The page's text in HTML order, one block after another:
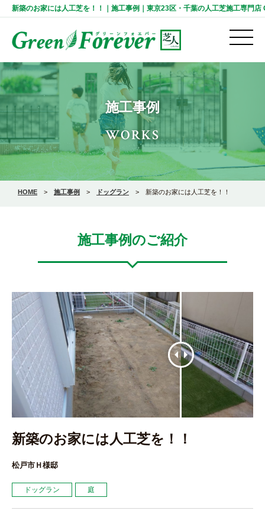
新築のお家には人工芝を！！｜施工事例｜東京23区・千葉の人工芝施工専門
施工事例
WORKS
HOME > 施工事例 > ドッグラン > 新築のお家には人工芝を！！
施工事例のご紹介
新築のお家には人工芝を！！
松戸市Ｈ様邸
ドッグラン 庭